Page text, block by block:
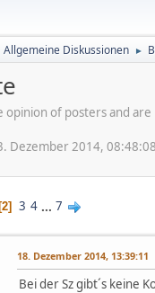
Allgemeine Diskussionen ►
opinion of posters and
Dezember 2014, 08:48:08
2 3 4 ... 7
18. Dezember 2014, 13:39:11
Bei der Sz gibt´s keine